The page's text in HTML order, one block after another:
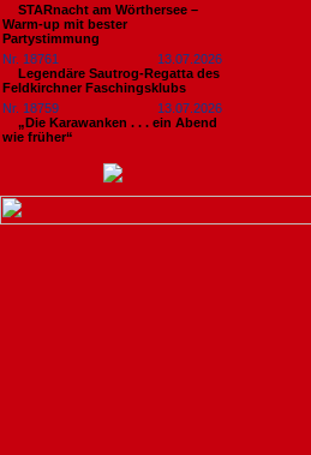
STARnacht am Wörthersee –
Warm-up mit bester
Partystimmung
Nr. 18761
13.07.2026
Legendäre Sautrog-Regatta des
Feldkirchner Faschingsklubs
Nr. 18759
13.07.2026
„Die Karawanken . . . ein Abend
wie früher“